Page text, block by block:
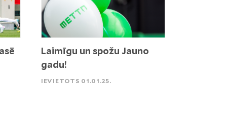
Laimīgu un spožu Jauno
gadu!
IEVIETOTS 01.01.25.